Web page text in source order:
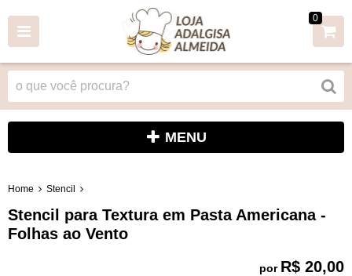
0
MENU
Home Stencil
Stencil para Textura em Pasta Americana -
Folhas ao Vento
por R$ 20,00